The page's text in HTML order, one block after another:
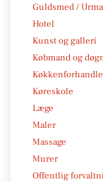
Guldsmed /
Hotel
Kunst og galleri
Købmand og
Køreskole
Læge
Maler
Massage
Murer
Offentlig